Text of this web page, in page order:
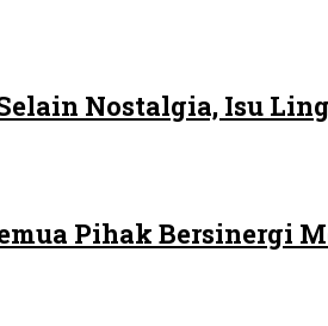
Nostalgia, Isu
Pihak Bersinergi